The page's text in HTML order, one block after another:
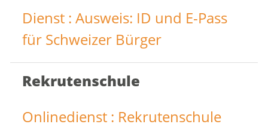
Dienst : Ausweis: ID und E-Pass
für Schweizer Bürger
Rekrutenschule
Onlinedienst : Rekrutenschule